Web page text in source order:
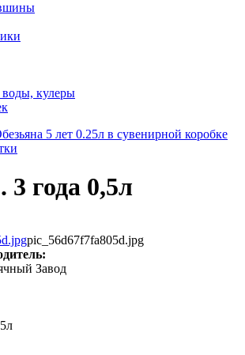
кулеры
5 лет 0.25л в сувенирной коробке
3 года 0,5л
pic_56d67f7fa805d.jpg
Завод